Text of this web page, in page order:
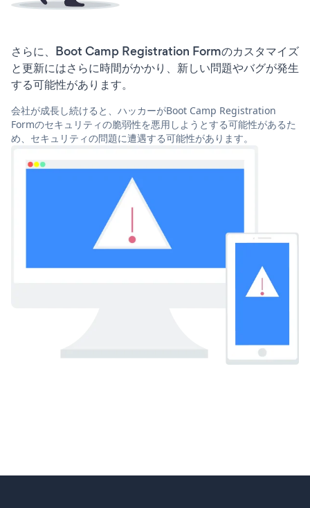
さらに、Boot Camp Registration Formのカスタマイズ
と更新にはさらに時間がかかり、新しい問題やバグが発生
する可能性があります。
会社が成長し続けると、ハッカーがBoot Camp Registration
Formのセキュリティの脆弱性を悪用しようとする可能性があるた
め、セキュリティの問題に遭遇する可能性があります。